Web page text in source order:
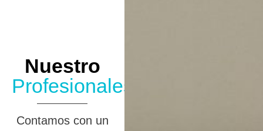
Nuestro
Profesionales
Contamos con un